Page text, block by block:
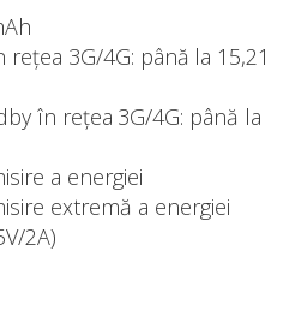
3G/4G: până la 15,21
în rețea 3G/4G: până la
a energiei
extremă a energiei
2A)